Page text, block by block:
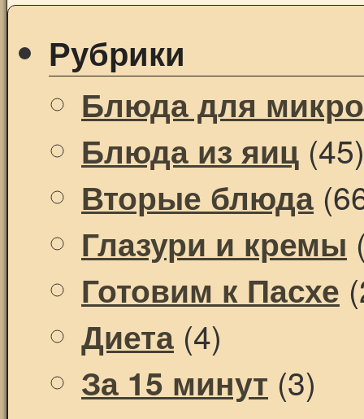
Рубрики
Блюда для
Блюда из яиц (45)
Вторые блюда
Глазури и кремы
Готовим к Пасхе
Диета (4)
За 15 минут (3)